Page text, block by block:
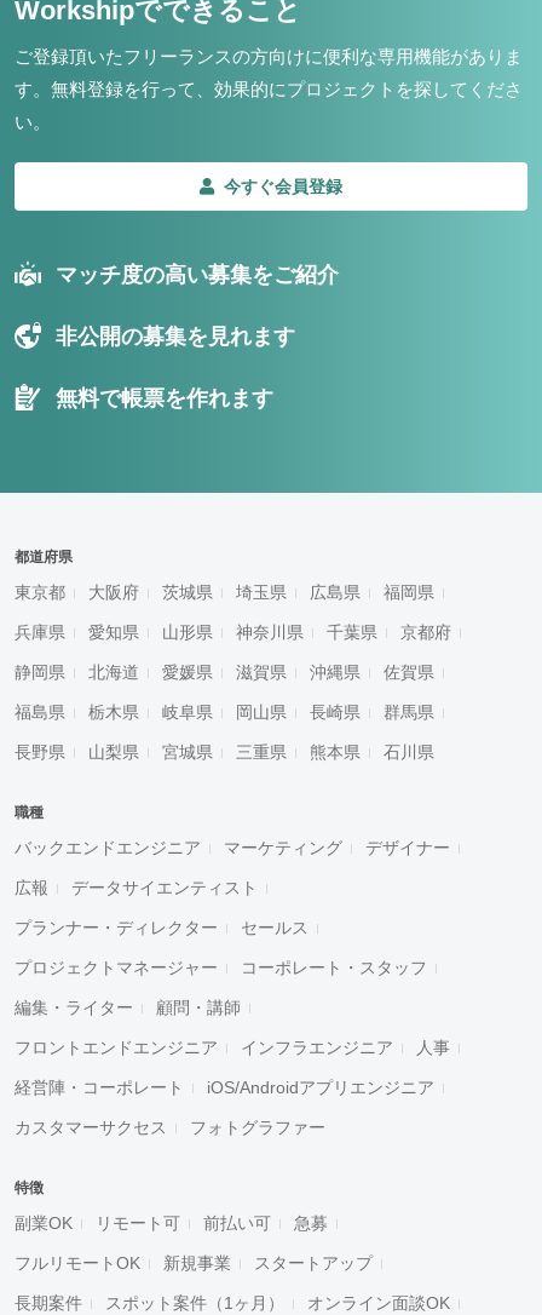
Workshipでできること
ご登録頂いたフリーランスの方向けに便利な専用機能がありま
す。 無料登録を行って、効果的にプロジェクトを探してくださ
い。
今すぐ会員登録
マッチ度の高い募集をご紹介
非公開の募集を見れます
無料で帳票を作れます
都道府県
東京都 大阪府 茨城県 埼玉県 広島県 福岡県
兵庫県 愛知県 山形県 神奈川県 千葉県 京都府
静岡県 北海道 愛媛県 滋賀県 沖縄県 佐賀県
福島県 栃木県 岐阜県 岡山県 長崎県 群馬県
長野県 山梨県 宮城県 三重県 熊本県 石川県
職種
バックエンドエンジニア マーケティング デザイナー
広報 データサイエンティスト
プランナー・ディレクター セールス
プロジェクトマネージャー コーポレート・スタッフ
編集・ライター 顧問・講師
フロントエンドエンジニア インフラエンジニア 人事
経営陣・コーポレート iOS/Androidアプリエンジニア
カスタマーサクセス フォトグラファー
特徴
副業OK リモート可 前払い可 急募
フルリモートOK 新規事業 スタートアップ
長期案件 スポット案件（1ヶ月） オンライン面談OK